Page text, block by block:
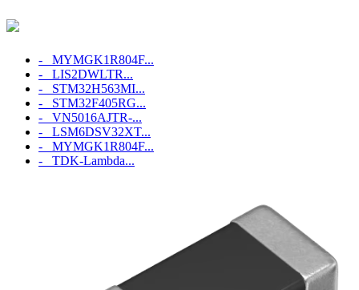
- MYMGK1R804F...
- LIS2DWLTR...
- STM32H563MI...
- STM32F405RG...
- VN5016AJTR-...
- LSM6DSV32XT...
- MYMGK1R804F...
- TDK-Lambda...